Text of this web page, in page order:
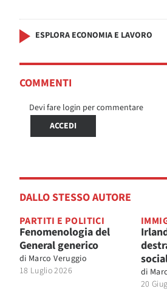
ESPLORA ECONOMIA E LAVORO
COMMENTI
Devi fare login per commentare
ACCEDI
DALLO STESSO AUTORE
PARTITI E POLITICI
Fenomenologia del
General generico
di Marco Veruggio
18 Luglio 2026
di
20